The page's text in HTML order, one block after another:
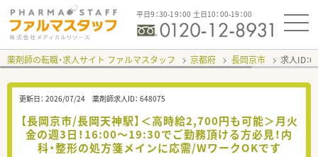
平日9：30-19：00 土日10：00-19：00
薬剤師の転職・求人サイト ファルマスタッフ 京都府 長岡京市 求人ID：
更新日： 2026/07/24 薬剤師求人ID： 648075
【長岡京市/長岡天神駅】＜高時給2,700円も可能＞月火
金の週3日！16:00～19:30でご勤務頂ける方必見！内
科・整形の処方箋メインに応需/WワークOKです